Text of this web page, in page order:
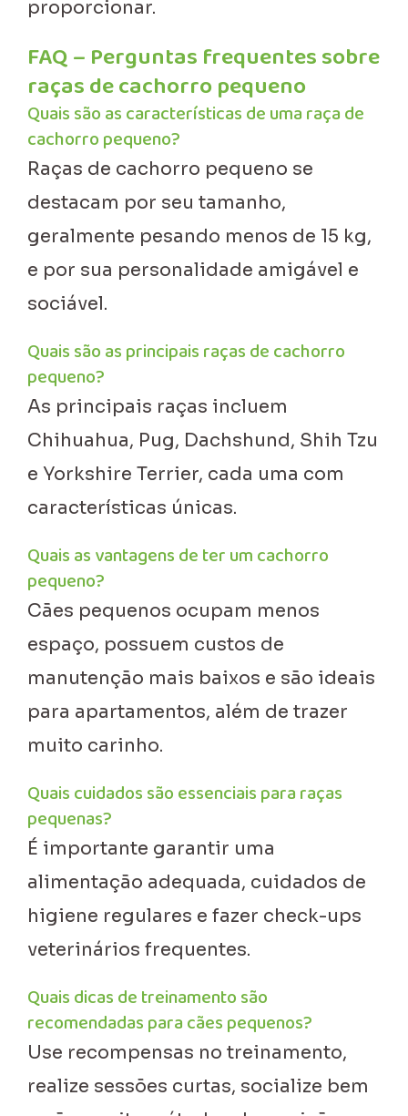
proporcionar.
FAQ – Perguntas frequentes sobre
raças de cachorro pequeno
Quais são as características de uma raça de
cachorro pequeno?
Raças de cachorro pequeno se
destacam por seu tamanho,
geralmente pesando menos de 15 kg,
e por sua personalidade amigável e
sociável.
Quais são as principais raças de cachorro
pequeno?
As principais raças incluem
Chihuahua, Pug, Dachshund, Shih Tzu
e Yorkshire Terrier, cada uma com
características únicas.
Quais as vantagens de ter um cachorro
pequeno?
Cães pequenos ocupam menos
espaço, possuem custos de
manutenção mais baixos e são ideais
para apartamentos, além de trazer
muito carinho.
Quais cuidados são essenciais para raças
pequenas?
É importante garantir uma
alimentação adequada, cuidados de
higiene regulares e fazer check-ups
veterinários frequentes.
Quais dicas de treinamento são
recomendadas para cães pequenos?
Use recompensas no treinamento,
realize sessões curtas, socialize bem